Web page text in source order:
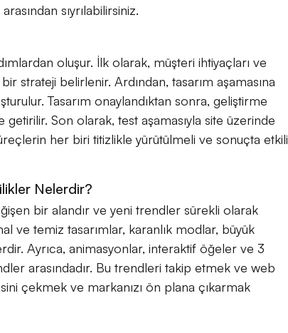
sıyrılabilirsiniz.
oluşur. İlk olarak, müşteri ihtiyaçları ve
strateji belirlenir. Ardından, tasarım aşamasına
Tasarım onaylandıktan sonra, geliştirme
Son olarak, test aşamasıyla site üzerinde
her biri titizlikle yürütülmeli ve sonuçta etkili
Nelerdir?
bir alandır ve yeni trendler sürekli olarak
ve temiz tasarımlar, karanlık modlar, büyük
Ayrıca, animasyonlar, interaktif öğeler ve 3
arasındadır. Bu trendleri takip etmek ve web
çekmek ve markanızı ön plana çıkarmak